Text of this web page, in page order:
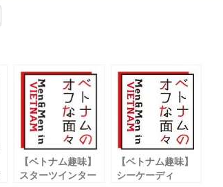
【ベトナム趣味】
スターツインター
【ベトナム趣味】
シーケーディ